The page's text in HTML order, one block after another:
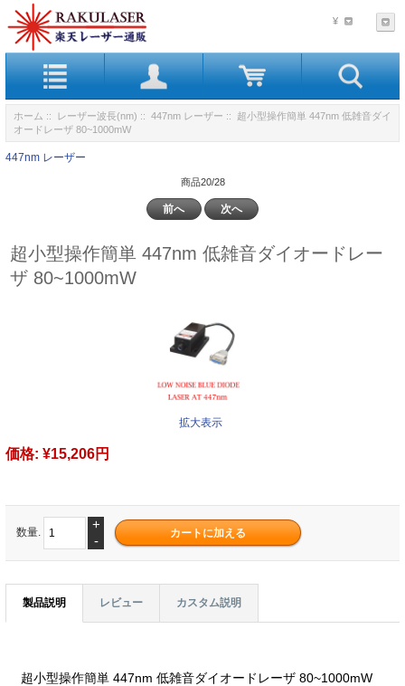
¥
ホーム :: レーザー波長(nm) :: 447nm レーザー :: 超小型操作簡単 447nm 低雑音ダイ
オードレーザ 80~1000mW
447nm レーザー
商品20/28
前へ 次へ
超小型操作簡単 447nm 低雑音ダイオードレー
ザ 80~1000mW
拡大表示
価格: ¥15,206円
数量.
+
-
製品説明 レビュー カスタム説明
超小型操作簡単 447nm 低雑音ダイオードレーザ 80~1000mW